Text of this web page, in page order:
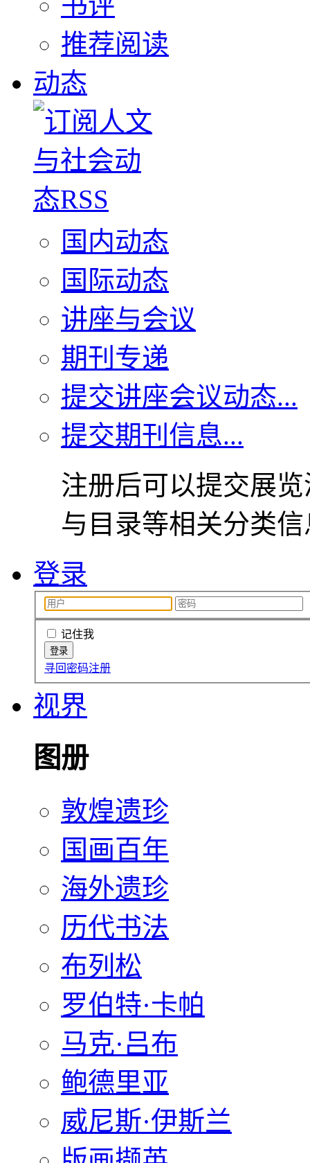
推荐阅读
动态
国内动态
国际动态
讲座与会议
期刊专递
提交讲座会议动态...
提交期刊信息...
注册后可以提交展
与目录等相关分类
登录
记住我
寻回密码注册
视界
图册
敦煌遗珍
国画百年
海外遗珍
历代书法
布列松
罗伯特·卡帕
马克·吕布
鲍德里亚
威尼斯·伊斯兰